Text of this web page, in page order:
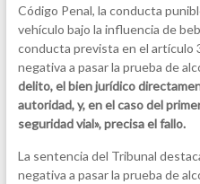
Código Penal, la conducta
vehículo bajo la influencia de
conducta prevista en el artículo
negativa a pasar la prueba de
delito, el bien jurídico
autoridad, y, en el caso del
seguridad vial», precisa el fallo.
La sentencia del Tribunal
negativa a pasar la prueba de